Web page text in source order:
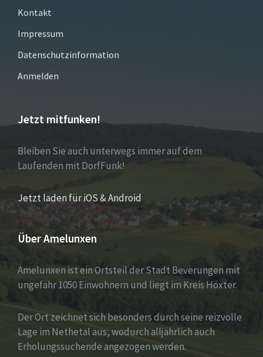
Kontakt
Impressum
Datenschutzinformation
Anmelden
Jetzt mitfunken!
Bleiben Sie auch unterwegs immer auf dem
Laufenden mit DorfFunk!
Jetzt laden für iOS & Android
Über Amelunxen
Amelunxen ist ein Ortsteil der Stadt Beverungen mit
ungefähr 1050 Einwohnern und liegt im Kreis Höxter.
Der Ort zeichnet sich besonders durch seine reizvolle
Lage im Nethetal aus, wodurch alljährlich auch
Erholungssuchende angezogen werden.